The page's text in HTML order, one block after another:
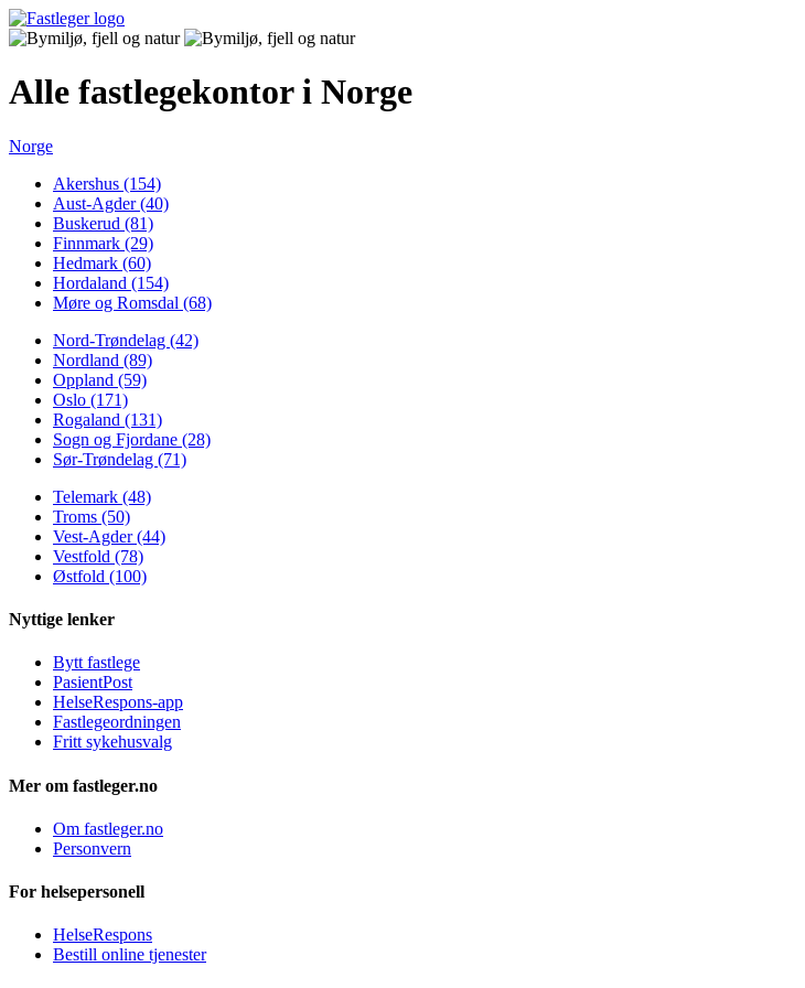
Alle fastlegekontor i Norge
Norge
Akershus (154)
Aust-Agder (40)
Buskerud (81)
Finnmark (29)
Hedmark (60)
Hordaland (154)
Møre og Romsdal (68)
Nord-Trøndelag (42)
Nordland (89)
Oppland (59)
Oslo (171)
Rogaland (131)
Sogn og Fjordane (28)
Sør-Trøndelag (71)
Telemark (48)
Troms (50)
Vest-Agder (44)
Vestfold (78)
Østfold (100)
Nyttige lenker
Bytt fastlege
PasientPost
HelseRespons-app
Fastlegeordningen
Fritt sykehusvalg
Mer om fastleger.no
Om fastleger.no
Personvern
For helsepersonell
HelseRespons
Bestill online tjenester